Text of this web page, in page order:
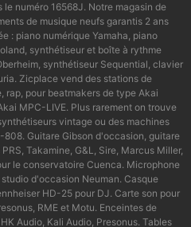
le numéro 16568J. Notre magasin de
de musique neufs garantis 2 ans
: piano numérique Yamaha, piano
synthétiseur et boîte à rythme
synthétiseur Sequential, clavier
Zicplace vend des stations de
rap, pour beatmakers de type Akai
MPC-LIVE. Plus rarement on trouve
vintage ou des machines
Guitare Gibson d'occasion, guitare
Takamine, G&L, Sire, Marcus Miller,
le conservatoire Cuenca. Microphone
d'occasion Neuman. Casque
HD-25 pour DJ. Carte son pour
RME et Motu. Enceintes de
Audio, Kali Audio, Presonus. Tables